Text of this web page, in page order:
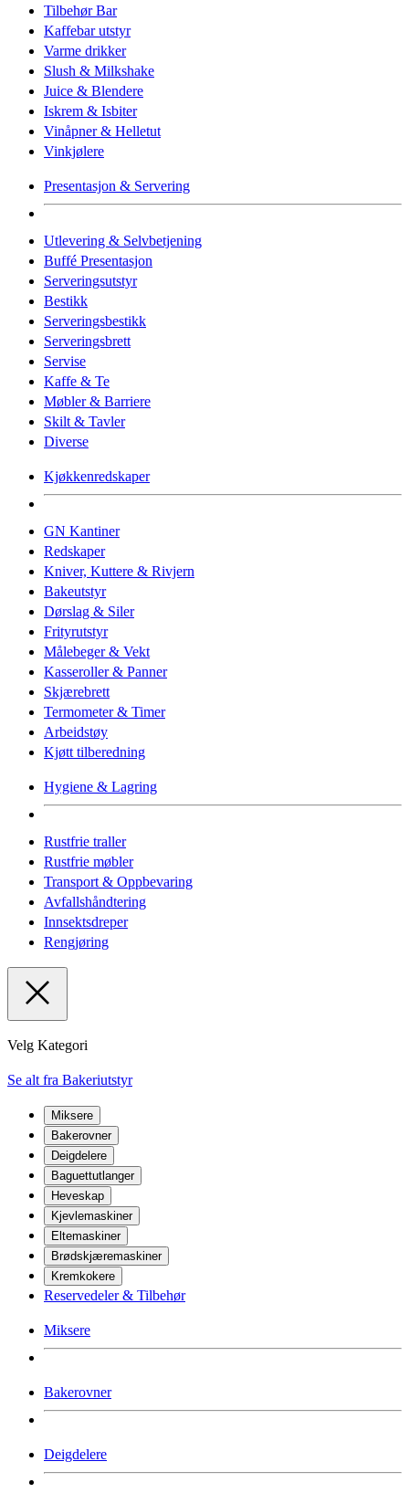
Tilbehør Bar
Kaffebar utstyr
Varme drikker
Slush & Milkshake
Juice & Blendere
Iskrem & Isbiter
Vinåpner & Helletut
Vinkjølere
Presentasjon & Servering
Utlevering & Selvbetjening
Buffé Presentasjon
Serveringsutstyr
Bestikk
Serveringsbestikk
Serveringsbrett
Servise
Kaffe & Te
Møbler & Barriere
Skilt & Tavler
Diverse
Kjøkkenredskaper
GN Kantiner
Redskaper
Kniver, Kuttere & Rivjern
Bakeutstyr
Dørslag & Siler
Frityrutstyr
Målebeger & Vekt
Kasseroller & Panner
Skjærebrett
Termometer & Timer
Arbeidstøy
Kjøtt tilberedning
Hygiene & Lagring
Rustfrie traller
Rustfrie møbler
Transport & Oppbevaring
Avfallshåndtering
Innsektsdreper
Rengjøring
Velg Kategori
Se alt fra Bakeriutstyr
Miksere
Bakerovner
Deigdelere
Baguettutlanger
Heveskap
Kjevlemaskiner
Eltemaskiner
Brødskjæremaskiner
Kremkokere
Reservedeler & Tilbehør
Miksere
Bakerovner
Deigdelere